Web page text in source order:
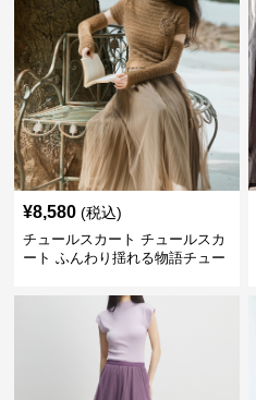
¥8,580 (税込)
チュールスカート チュールスカ
ート ふんわり揺れる物語チュー